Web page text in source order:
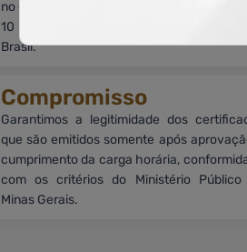
no desenvolvimento dos alunos. Com
10 milhões de alunos matriculados em
Brasil.
Compromisso
Garantimos a legitimidade dos
que são emitidos somente após
cumprimento da carga horária,
com os critérios do Ministério Público
Minas Gerais.